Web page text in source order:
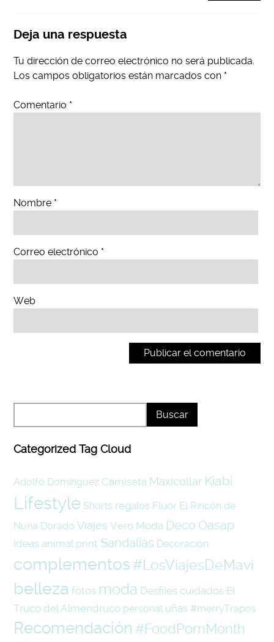
Deja una respuesta
Tu dirección de correo electrónico no será publicada.
Los campos obligatorios están marcados con *
Comentario *
Nombre *
Correo electrónico *
Web
Categorized Tag Cloud
Adolfo Domínguez Camiseta Maxicollar Kiabi
Lifestyle Shorts regalos Fluor El Rincón de
Nuria Dorado Viajes Vero Moda Deco Oasap
Ideas animal print Sandalias Decoración
complementos #LosViajesDeMavi
belleza fotos moda Desfiles cuidados El
Truco del Almendruco personal uñas #merryTrapos
Recomendación #FoodPornMonth